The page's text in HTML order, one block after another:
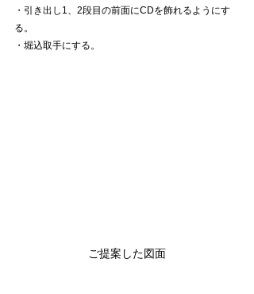
・引き出し1、2段目の前面にCDを飾れるようにす
る。
・堀込取手にする。
ご提案した図面